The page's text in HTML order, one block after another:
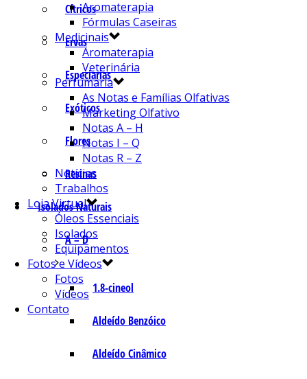
Cítricos
Ervas
Especiarias
Exóticos
Flores
Resinas
Isolados Naturais
A – D
1.8-cineol
Aldeído Benzóico
Aldeído Cinâmico
Aromaterapia
Fórmulas Caseiras
Medicinais
Aromaterapia
Veterinária
Perfumaria
As Notas e Famílias Olfativas
Marketing Olfativo
Notas A – H
Notas I – Q
Notas R – Z
Notícias
Trabalhos
Loja Virtual
Óleos Essenciais
Isolados
Equipamentos
Fotos e Vídeos
Fotos
Vídeos
Contato